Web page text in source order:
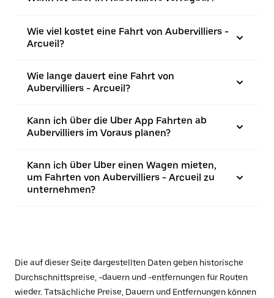
Wie viel kostet eine Fahrt von Aubervilliers -
Arcueil?
Wie lange dauert eine Fahrt von
Aubervilliers - Arcueil?
Kann ich über die Uber App Fahrten ab
Aubervilliers im Voraus planen?
Kann ich über Uber einen Wagen mieten,
um Fahrten von Aubervilliers - Arcueil zu
unternehmen?
Die auf dieser Seite dargestellten Daten geben historische
Durchschnittspreise, -dauern und -entfernungen für Routen
wieder. Tatsächliche Preise, Dauern und Entfernungen können